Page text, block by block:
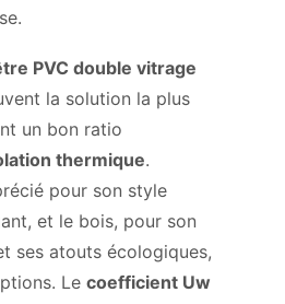
PVC double vitrage
la solution la plus
un bon ratio
thermique.
pour son style
et le bois, pour son
ses atouts écologiques,
Le coefficient Uw